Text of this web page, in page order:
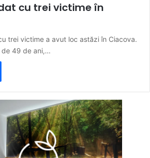
cu trei victime în
trei victime a avut loc astăzi în Ciacova.
de 49 de ani,…